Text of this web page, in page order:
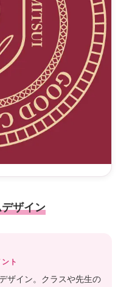
ザイン
ト
ザイン。クラスや先生の